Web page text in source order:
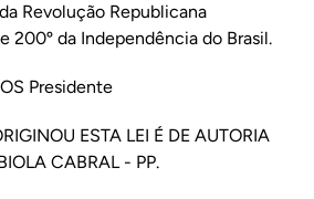
Revolução Republicana
200º da Independência do Brasil.
Presidente
ESTA LEI É DE AUTORIA
CABRAL - PP.